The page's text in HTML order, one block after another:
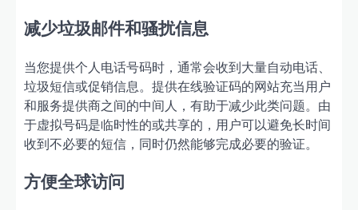
减少垃圾邮件和骚扰信息
当您提供个人电话号码时，通常会收到大量自动电话、
垃圾短信或促销信息。提供在线验证码的网站充当用户
和服务提供商之间的中间人，有助于减少此类问题。由
于虚拟号码是临时性的或共享的，用户可以避免长时间
收到不必要的短信，同时仍然能够完成必要的验证。
方便全球访问